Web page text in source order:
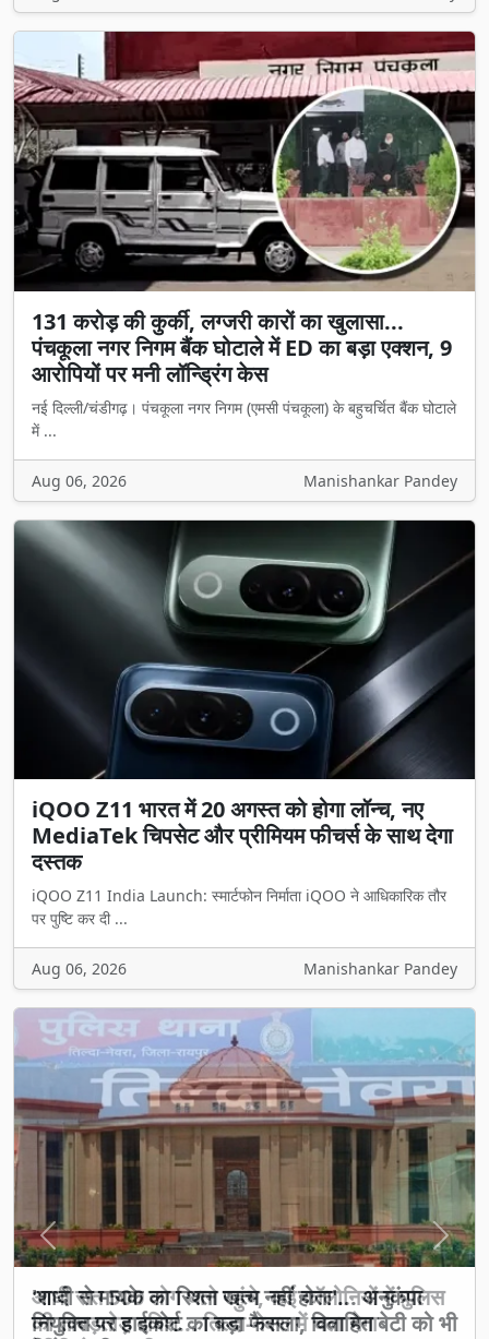
131 करोड़ की कुर्की, लग्जरी कारों का खुलासा...
पंचकूला नगर निगम बैंक घोटाले में ED का बड़ा एक्शन, 9
आरोपियों पर मनी लॉन्ड्रिंग केस
नई दिल्ली/चंडीगढ़। पंचकूला नगर निगम (एमसी पंचकूला) के बहुचर्चित बैंक घोटाले
में ...
Aug 06, 2026 Manishankar Pandey
iQOO Z11 भारत में 20 अगस्त को होगा लॉन्च, नए
MediaTek चिपसेट और प्रीमियम फीचर्स के साथ देगा
दस्तक
iQOO Z11 India Launch: स्मार्टफोन निर्माता iQOO ने आधिकारिक तौर
पर पुष्टि कर दी ...
Aug 06, 2026 Manishankar Pandey
आधी रात 500 लोग थाने पहुंचे, कई कॉलोनियों में पुलिस
की ताबड़तोड़ दबिश... तिल्दा-नेवरा में चला मेगा
Previous Next